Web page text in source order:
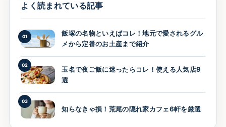
よく読まれている記事
01
飯塚の名物といえばコレ！地元で愛されるグル
メから定番のお土産まで紹介
02
玉名で夜ご飯に迷ったらコレ！使える人気店9
選
03
知らなきゃ損！荒尾の隠れ家カフェ6軒を厳選